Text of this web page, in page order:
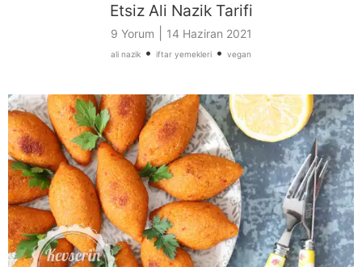
Etsiz Ali Nazik Tarifi
9 Yorum 14 Haziran 2021
ali nazik • iftar yemekleri • vegan